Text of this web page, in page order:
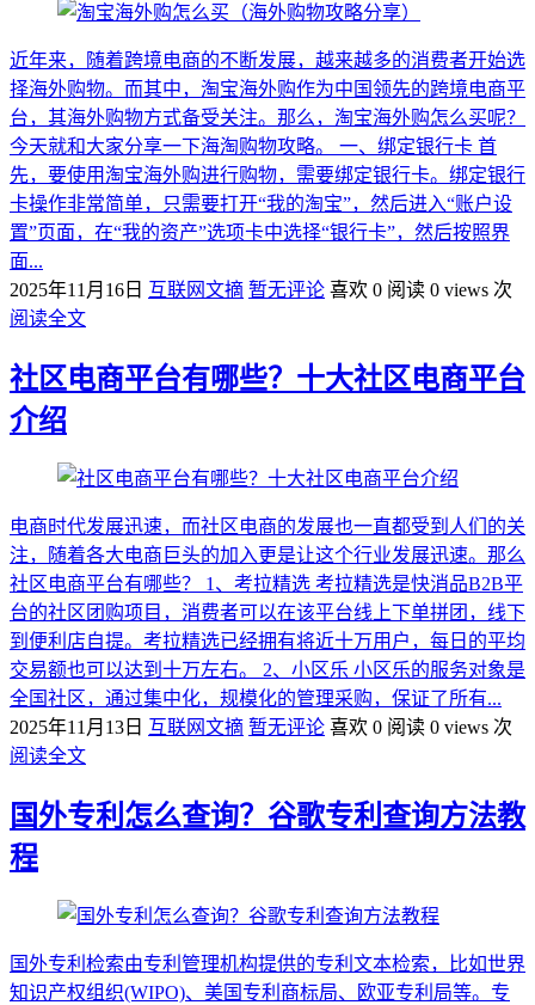
近年来，随着跨境电商的不断发展，越来越多的消费者开始选
择海外购物。而其中，淘宝海外购作为中国领先的跨境电商平
台，其海外购物方式备受关注。那么，淘宝海外购怎么买呢？
今天就和大家分享一下海淘购物攻略。 一、绑定银行卡 首
先，要使用淘宝海外购进行购物，需要绑定银行卡。绑定银行
卡操作非常简单，只需要打开“我的淘宝”，然后进入“账户设
置”页面，在“我的资产”选项卡中选择“银行卡”，然后按照界
面...
2025年11月16日 互联网文摘 暂无评论 喜欢 0 阅读 0 views 次
阅读全文
社区电商平台有哪些？十大社区电商平台
介绍
电商时代发展迅速，而社区电商的发展也一直都受到人们的关
注，随着各大电商巨头的加入更是让这个行业发展迅速。那么
社区电商平台有哪些？ 1、考拉精选 考拉精选是快消品B2B平
台的社区团购项目，消费者可以在该平台线上下单拼团，线下
到便利店自提。考拉精选已经拥有将近十万用户，每日的平均
交易额也可以达到十万左右。 2、小区乐 小区乐的服务对象是
全国社区，通过集中化，规模化的管理采购，保证了所有...
2025年11月13日 互联网文摘 暂无评论 喜欢 0 阅读 0 views 次
阅读全文
国外专利怎么查询？谷歌专利查询方法教
程
国外专利检索由专利管理机构提供的专利文本检索，比如世界
知识产权组织(WIPO)、美国专利商标局、欧亚专利局等。专